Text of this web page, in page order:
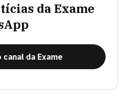
da Exame
canal da Exame